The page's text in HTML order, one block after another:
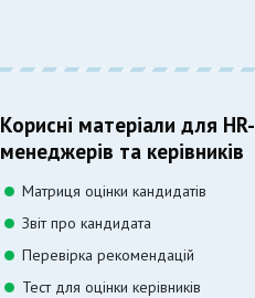
Корисні матеріали для HR-
менеджерів та керівників
Матриця оцінки кандидатів
Звіт про кандидата
Перевірка рекомендацій
Тест для оцінки керівників